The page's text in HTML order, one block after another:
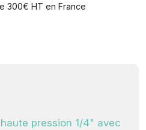
300€ HT en France
pression 1/4" avec